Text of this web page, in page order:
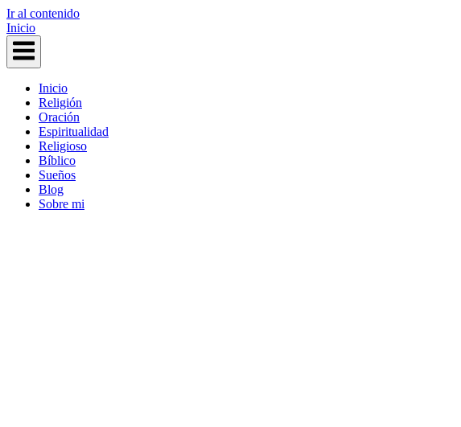
Ir al contenido
Inicio
Inicio
Religión
Oración
Espiritualidad
Religioso
Bíblico
Sueños
Blog
Sobre mi